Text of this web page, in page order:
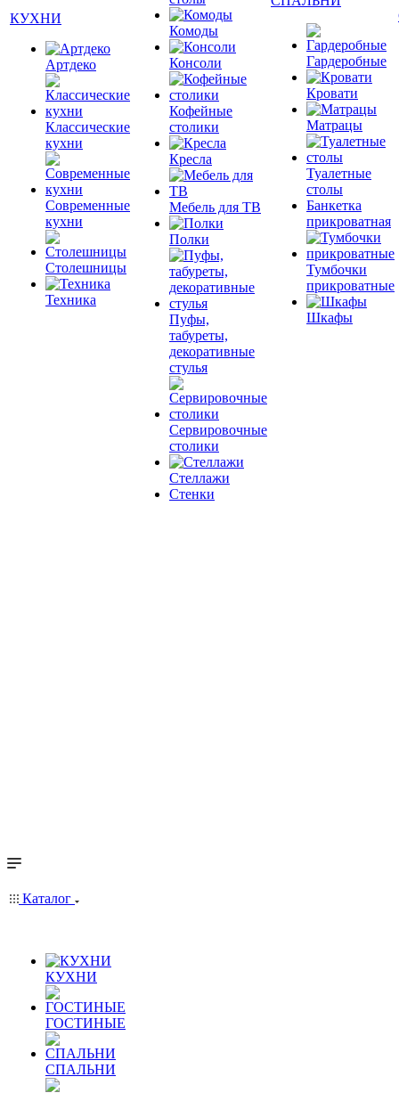
КУХНИ
Артдеко
Классические
кухни
Современные
кухни
Столешницы
Техника
Комоды
Консоли
Кофейные
столики
Кресла
Мебель для ТВ
Полки
Пуфы,
табуреты,
декоративные
стулья
Сервировочные
столики
Стеллажи
Стенки
Гардеробные
Кровати
Матрацы
Туалетные
столы
Банкетка
прикроватная
Тумбочки
прикроватные
Шкафы
Каталог
КУХНИ
ГОСТИНЫЕ
СПАЛЬНИ